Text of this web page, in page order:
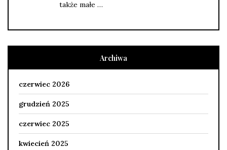
także małe …
Archiwa
czerwiec 2026
grudzień 2025
czerwiec 2025
kwiecień 2025